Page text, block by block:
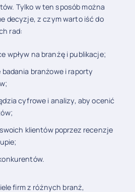
Tylko w ten sposób można
decyzje, z czym warto iść do
rad:
wpływ na branżę i publikacje;
branżowe i raporty
cyfrowe i analizy, aby ocenić
klientów poprzez recenzje
firm z różnych branż,